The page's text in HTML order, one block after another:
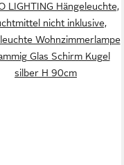
LIGHTING Hängeleuchte,
nicht inklusive,
Wohnzimmerlampe
Glas Schirm Kugel
silber H 90cm